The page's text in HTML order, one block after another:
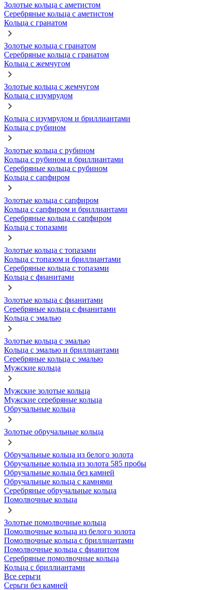
Золотые кольца с аметистом
Серебряные кольца с аметистом
Кольца с гранатом
Золотые кольца с гранатом
Серебряные кольца с гранатом
Кольца с жемчугом
Золотые кольца с жемчугом
Кольца с изумрудом
Кольца с изумрудом и бриллиантами
Кольца с рубином
Золотые кольца с рубином
Кольца с рубином и бриллиантами
Серебряные кольца с рубином
Кольца с сапфиром
Золотые кольца с сапфиром
Кольца с сапфиром и бриллиантами
Серебряные кольца с сапфиром
Кольца с топазами
Золотые кольца с топазами
Кольца с топазом и бриллиантами
Серебряные кольца с топазами
Кольца с фианитами
Золотые кольца с фианитами
Серебряные кольца с фианитами
Кольца с эмалью
Золотые кольца с эмалью
Кольца с эмалью и бриллиантами
Серебряные кольца с эмалью
Мужские кольца
Мужские золотые кольца
Мужские серебряные кольца
Обручальные кольца
Золотые обручальные кольца
Обручальные кольца из белого золота
Обручальные кольца из золота 585 пробы
Обручальные кольца без камней
Обручальные кольца с камнями
Серебряные обручальные кольца
Помолвочные кольца
Золотые помолвочные кольца
Помолвочные кольца из белого золота
Помолвочные кольца с бриллиантами
Помолвочные кольца с фианитом
Серебряные помолвочные кольца
Кольца с бриллиантами
Все серьги
Серьги без камней